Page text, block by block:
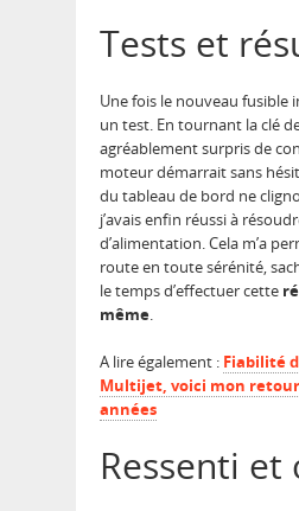
Tests et
Une fois le nouveau fusible
un test. En tournant la clé
agréablement surpris de
moteur démarrait sans
du tableau de bord ne
j’avais enfin réussi à
d’alimentation. Cela m’a
route en toute sérénité,
le temps d’effectuer cette
même.
A lire également : Fiabilité
Multijet, voici mon
années
Ressenti et